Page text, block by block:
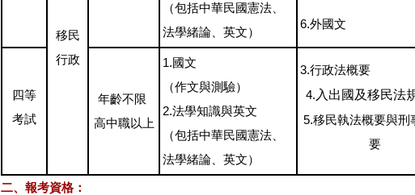
移民
行政
（包括中華民國憲法、
法學緒論、英文）
6.外國文
四等
考試
年齡不限
高中職以上
1.國文
（作文與測驗）
2.法學知識與英文
（包括中華民國憲法、
法學緒論、英文）
3.行政法概要
4. 入出國及移民法
5.移民執法概要與刑
要
二、報考資格：